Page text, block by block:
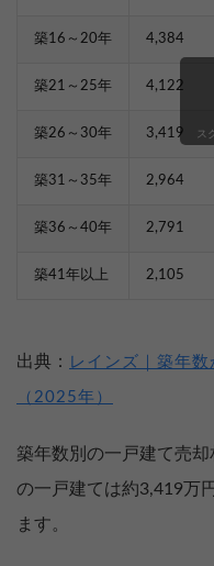
築16～20年 4,384
築21～25年 4,122
築26～30年 3,419
築31～35年 2,964
築36～40年 2,791
築41年以上 2,105
ス
出典： レインズ｜築年
（2025年）
築年数別の一戸建て売
の一戸建ては約3,419万
ます。